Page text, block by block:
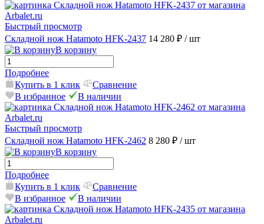
Быстрый просмотр
Складной нож Hatamoto HFK-2437 14 280 ₽ / шт
В корзину
Подробнее
Купить в 1 клик
Сравнение
В избранное
В наличии
Быстрый просмотр
Складной нож Hatamoto HFK-2462 8 280 ₽ / шт
В корзину
Подробнее
Купить в 1 клик
Сравнение
В избранное
В наличии